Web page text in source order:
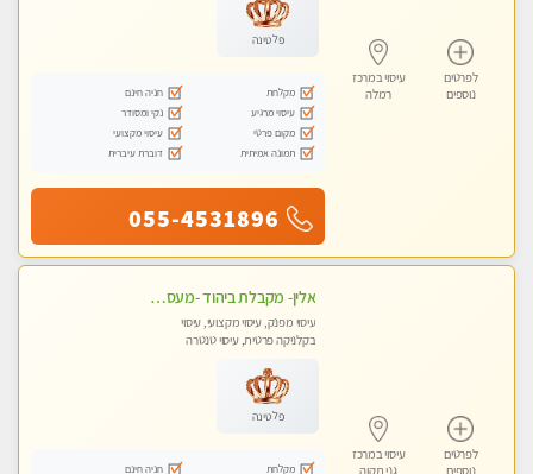
לפרטים
נוספים
עיסוי במרכז
רמלה
פלטינה
מקלחת
חניה חינם
עיסוי מרגיע
נקי ומסודר
מקום פרטי
עיסוי מקצועי
תמונה אמיתית
דוברת עיברית
055-4531896
לפרטים
עיסוי במרכז
אלין- מקבלת ביהוד -מעסה פרטית ואיכותית לבד ביהוד . עיסוי מפנק אצלי ביהוד
עיסוי מפנק, עיסוי מקצועי, עיסוי
בקלניקה פרטית, עיסוי טנטרה
פלטינה
מקלחת
חניה חינם